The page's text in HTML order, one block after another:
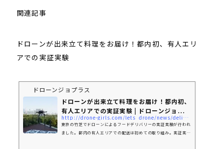
関連記事
​​ドローンが出来立て料理をお届け！都内初、有人エリ
アでの実証実験
ドローンジョプラス
ドローンが出来立て料理をお届け！都内初、
有人エリアでの実証実験 | ドローンジョ...
http://drone-girls.com/lets_drone/news/delivery-cooking_drone/
東京の竹芝でドローンによるフードデリバリーの実証実験が行われ
ました。都内の有人エリアでの配送は初めての取り組み。実証実験